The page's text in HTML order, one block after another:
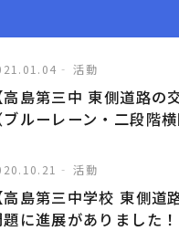
活動
高島第三中 東側道路の
ブルーレーン・二段階横
活動
高島第三中学校 東側道
題に進展がありました！